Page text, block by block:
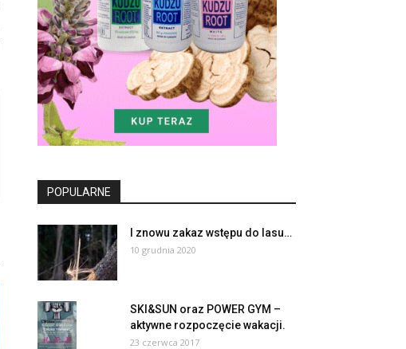
POPULARNE
I znowu zakaz wstępu do lasu…
10 grudnia 2020
SKI&SUN oraz POWER GYM –
aktywne rozpoczęcie wakacji.
23 czerwca 2017